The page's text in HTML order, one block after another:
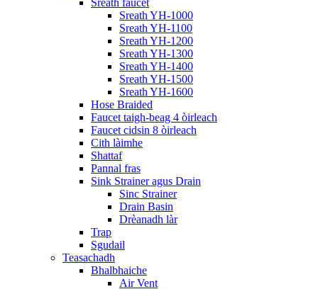
Sreath faucet
Sreath YH-1000
Sreath YH-1100
Sreath YH-1200
Sreath YH-1300
Sreath YH-1400
Sreath YH-1500
Sreath YH-1600
Hose Braided
Faucet taigh-beag 4 òirleach
Faucet cidsin 8 òirleach
Cith làimhe
Shattaf
Pannal fras
Sink Strainer agus Drain
Sinc Strainer
Drain Basin
Drèanadh làr
Trap
Sgudail
Teasachadh
Bhalbhaiche
Air Vent